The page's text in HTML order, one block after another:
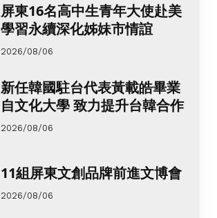
屏東16名高中生青年大使赴美
學習永續深化姊妹市情誼
2026/08/06
新任韓國駐台代表黃載皓畢業
自文化大學 致力提升台韓合作
2026/08/06
11組屏東文創品牌前進文博會
2026/08/06